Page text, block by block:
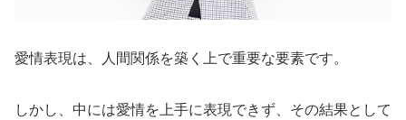
愛情表現は、人間関係を築く上で重要な要素です。
しかし、中には愛情を上手に表現できず、その結果として